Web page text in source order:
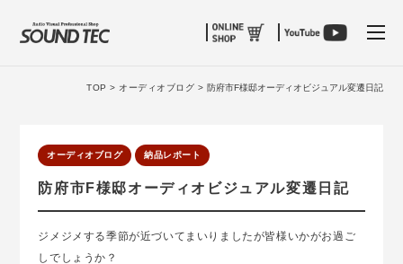
TOP > オーディオブログ > 防府市F様邸オーディオビジュアル変遷日記
オーディオブログ 納品レポート
防府市F様邸オーディオビジュアル変遷日記
ジメジメする季節が近づいてまいりましたが皆様いかがお過ご
しでしょうか？